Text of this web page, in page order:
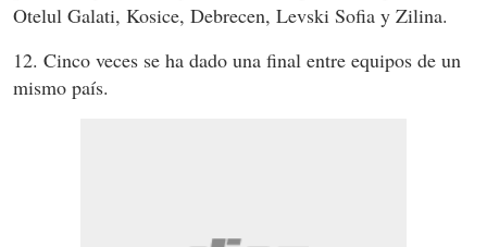
Otelul Galati, Kosice, Debrecen, Levski Sofia y Zilina.
12. Cinco veces se ha dado una final entre equipos de un
mismo país.